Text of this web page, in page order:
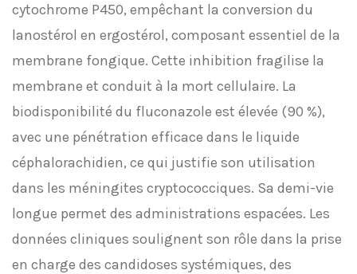
cytochrome P450, empêchant la conversion du
lanostérol en ergostérol, composant essentiel de la
membrane fongique. Cette inhibition fragilise la
membrane et conduit à la mort cellulaire. La
biodisponibilité du fluconazole est élevée (90 %),
avec une pénétration efficace dans le liquide
céphalorachidien, ce qui justifie son utilisation
dans les méningites cryptococciques. Sa demi-vie
longue permet des administrations espacées. Les
données cliniques soulignent son rôle dans la prise
en charge des candidoses systémiques, des